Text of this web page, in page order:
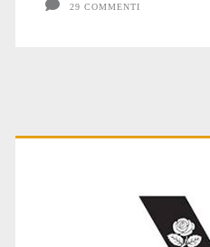
29 COMMENTI
Primary